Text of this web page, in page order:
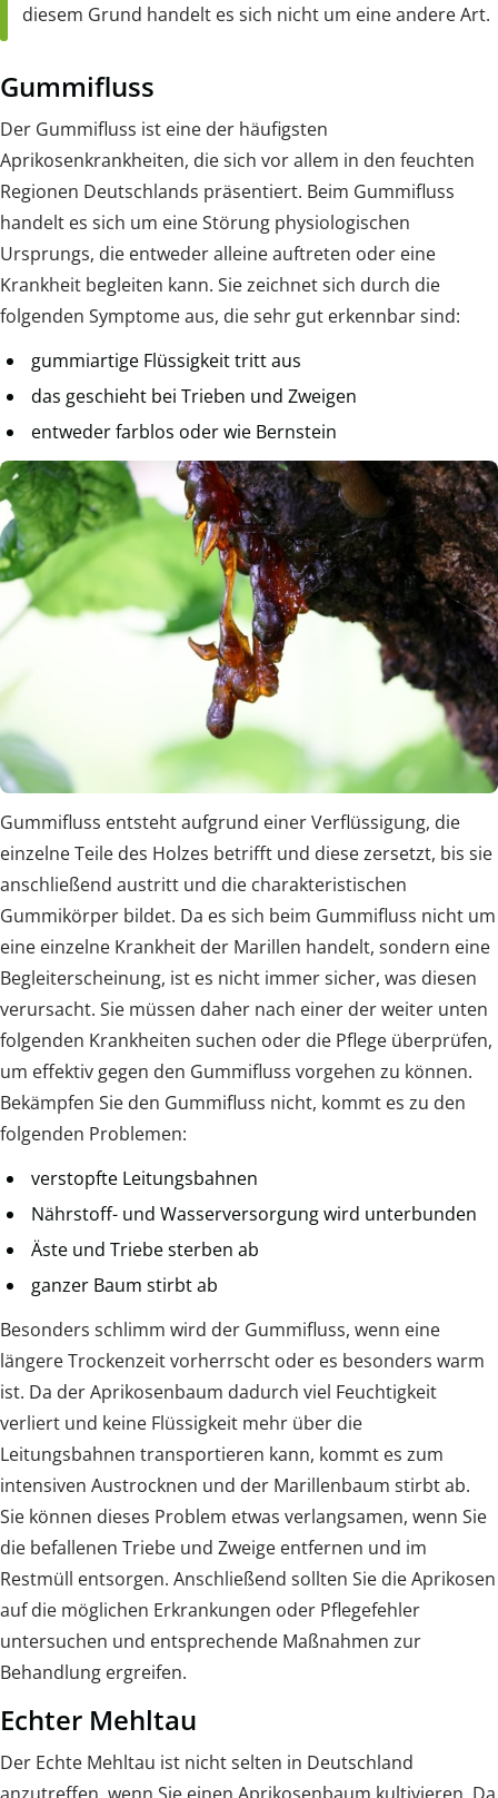
diesem Grund handelt es sich nicht um eine andere Art.
Gummifluss
Der Gummifluss ist eine der häufigsten
Aprikosenkrankheiten, die sich vor allem in den feuchten
Regionen Deutschlands präsentiert. Beim Gummifluss
handelt es sich um eine Störung physiologischen
Ursprungs, die entweder alleine auftreten oder eine
Krankheit begleiten kann. Sie zeichnet sich durch die
folgenden Symptome aus, die sehr gut erkennbar sind:
gummiartige Flüssigkeit tritt aus
das geschieht bei Trieben und Zweigen
entweder farblos oder wie Bernstein
Gummifluss entsteht aufgrund einer Verflüssigung, die
einzelne Teile des Holzes betrifft und diese zersetzt, bis sie
anschließend austritt und die charakteristischen
Gummikörper bildet. Da es sich beim Gummifluss nicht um
eine einzelne Krankheit der Marillen handelt, sondern eine
Begleiterscheinung, ist es nicht immer sicher, was diesen
verursacht. Sie müssen daher nach einer der weiter unten
folgenden Krankheiten suchen oder die Pflege überprüfen,
um effektiv gegen den Gummifluss vorgehen zu können.
Bekämpfen Sie den Gummifluss nicht, kommt es zu den
folgenden Problemen:
verstopfte Leitungsbahnen
Nährstoff- und Wasserversorgung wird unterbunden
Äste und Triebe sterben ab
ganzer Baum stirbt ab
Besonders schlimm wird der Gummifluss, wenn eine
längere Trockenzeit vorherrscht oder es besonders warm
ist. Da der Aprikosenbaum dadurch viel Feuchtigkeit
verliert und keine Flüssigkeit mehr über die
Leitungsbahnen transportieren kann, kommt es zum
intensiven Austrocknen und der Marillenbaum stirbt ab.
Sie können dieses Problem etwas verlangsamen, wenn Sie
die befallenen Triebe und Zweige entfernen und im
Restmüll entsorgen. Anschließend sollten Sie die Aprikosen
auf die möglichen Erkrankungen oder Pflegefehler
untersuchen und entsprechende Maßnahmen zur
Behandlung ergreifen.
Echter Mehltau
Der Echte Mehltau ist nicht selten in Deutschland